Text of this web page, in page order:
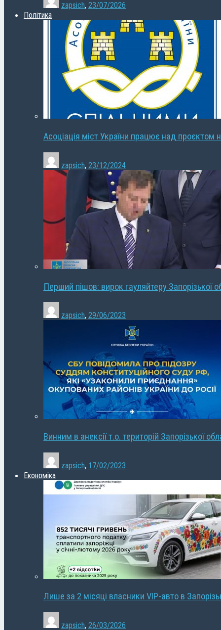
zapsich, 23/07/2026
Політика
Асоціація міст України працює над проєктом
zapsich, 23/12/2024
Перший пішов: вирок гауляйтеру Запорізької
zapsich, 29/06/2023
Винним в анексії т.о. територій Запорізької
zapsich, 17/02/2023
Економіка
Лише за 2 місяці власники VIP-авто в
zapsich, 26/03/2026